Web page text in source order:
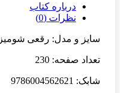
درباره کتاب
نظرات (0)
سایز و مدل: رقعی شومیز
تعداد صفحه: 230
شابک: 9786004562621